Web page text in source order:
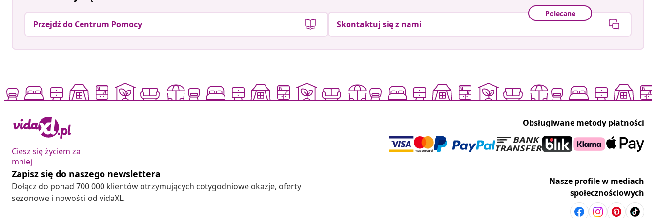
Przejdź do Centrum Pomocy
Polecane
Skontaktuj się z nami
Ciesz się życiem za
mniej
Obsługiwane metody płatności
Zapisz się do naszego newslettera
Dołącz do ponad 700 000 klientów otrzymujących cotygodniowe okazje, oferty
sezonowe i nowości od vidaXL.
Nasze profile w mediach
społecznościowych